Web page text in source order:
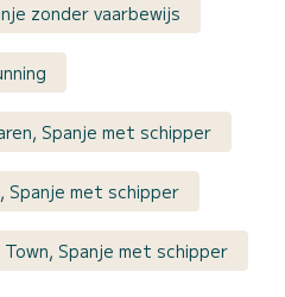
zonder vaarbewijs
Spanje met schipper
Spanje met schipper
Spanje met schipper